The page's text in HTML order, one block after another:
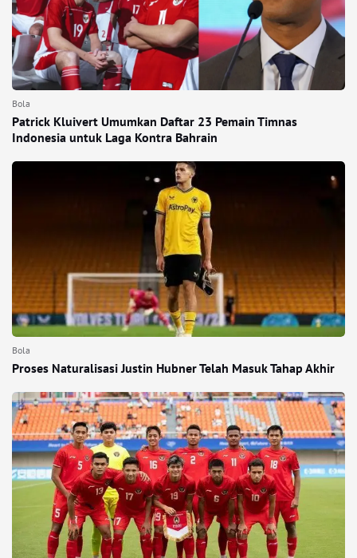
Bola
Patrick Kluivert Umumkan Daftar 23 Pemain Timnas
Indonesia untuk Laga Kontra Bahrain
Bola
Proses Naturalisasi Justin Hubner Telah Masuk Tahap Akhir